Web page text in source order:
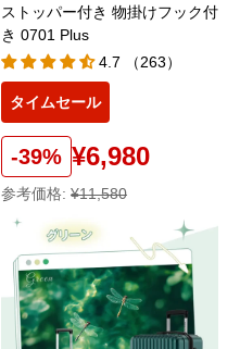
ストッパー付き 物掛けフック付
き 0701 Plus
4.7 （263）
タイムセール
-39% ¥6,980
参考価格: ¥11,580